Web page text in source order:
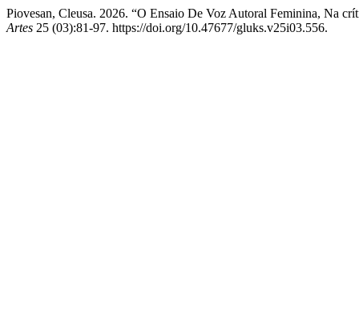
Piovesan, Cleusa. 2026. “O Ensaio De Voz Autoral Feminina, Na
Artes 25 (03):81-97. https://doi.org/10.47677/gluks.v25i03.556.